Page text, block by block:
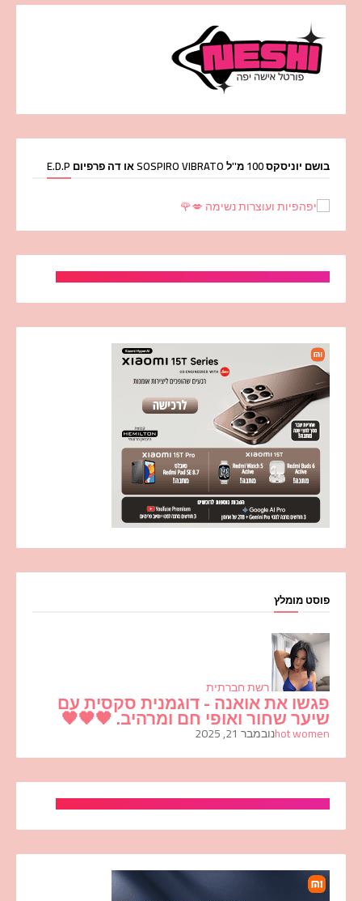
בושם יוניסקס 100 מ''ל SOSPIRO VIBRATO או דה פרפיום E.D.P
פוסט מומלץ
רשת חברתית
פגשו את אואנה - דוגמנית סקסית עם
שיער שחור ואופי חם ומרהיב. 🖤🖤🖤
hot womenנובמבר 21, 2025